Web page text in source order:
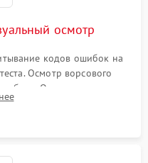
осмотр
кодов ошибок на
Осмотр ворсового
Опрос клиента о
барабан, сильно шумит